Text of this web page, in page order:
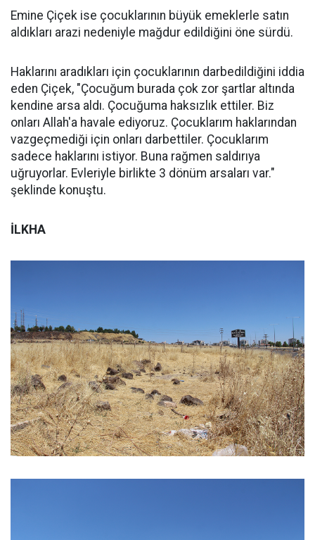
Emine Çiçek ise çocuklarının büyük emeklerle satın
aldıkları arazi nedeniyle mağdur edildiğini öne sürdü.
Haklarını aradıkları için çocuklarının darbedildiğini iddia
eden Çiçek, "Çocuğum burada çok zor şartlar altında
kendine arsa aldı. Çocuğuma haksızlık ettiler. Biz
onları Allah'a havale ediyoruz. Çocuklarım haklarından
vazgeçmediği için onları darbettiler. Çocuklarım
sadece haklarını istiyor. Buna rağmen saldırıya
uğruyorlar. Evleriyle birlikte 3 dönüm arsaları var."
şeklinde konuştu.
İLKHA